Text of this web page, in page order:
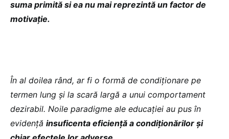
suma primită si ea nu mai reprezintă un factor de
motivație.
În al doilea rând, ar fi o formă de condiționare pe
termen lung și la scară largă a unui comportament
dezirabil. Noile paradigme ale educației au pus în
evidență insuficenta eficiență a condiționărilor și